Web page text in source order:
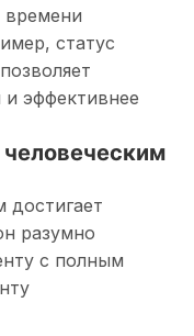
времени
статус
эффективнее
достигает
разумно
с полным